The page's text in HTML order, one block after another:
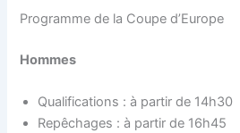
Programme de la Coupe d’Europe
Hommes
Qualifications : à partir de 14h30
Repêchages : à partir de 16h45